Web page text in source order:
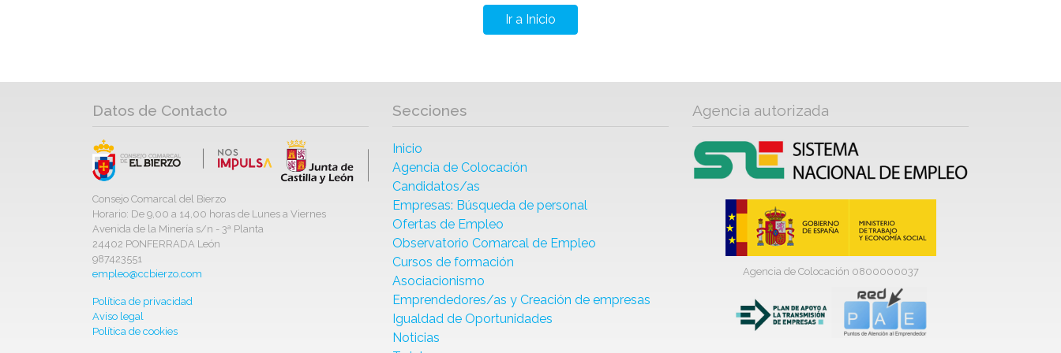
Ir a Inicio
Datos de Contacto
Consejo Comarcal del Bierzo
Horario: De 9,00 a 14,00 horas de Lunes a Viernes
Avenida de la Minería s/n - 3ª Planta
24402 PONFERRADA León
987423551
empleo@ccbierzo.com
Política de privacidad
Aviso legal
Política de cookies
Secciones
Inicio
Agencia de Colocación
Candidatos/as
Empresas: Búsqueda de personal
Ofertas de Empleo
Observatorio Comarcal de Empleo
Cursos de formación
Asociacionismo
Emprendedores/as y Creación de empresas
Igualdad de Oportunidades
Noticias
Agencia autorizada
Agencia de Colocación 0800000037